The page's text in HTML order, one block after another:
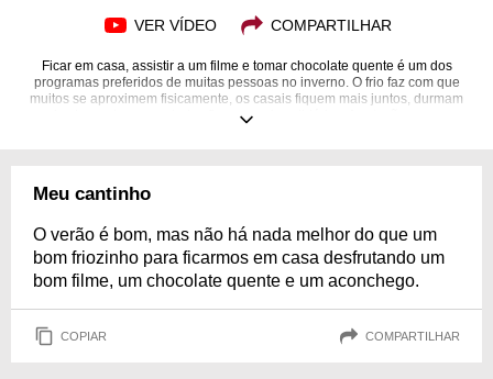
VER VÍDEO COMPARTILHAR
Ficar em casa, assistir a um filme e tomar chocolate quente é um dos
programas preferidos de muitas pessoas no inverno. O frio faz com que
muitos se aproximem fisicamente, os casais fiquem mais juntos, durmam
mais abraçados e que todos fiquem mais solidários. A estação que nos
vezes também há fotografias que "congelam" esses momentos singulares.
Meu cantinho
O verão é bom, mas não há nada melhor do que um
bom friozinho para ficarmos em casa desfrutando um
bom filme, um chocolate quente e um aconchego.
COPIAR COMPARTILHAR